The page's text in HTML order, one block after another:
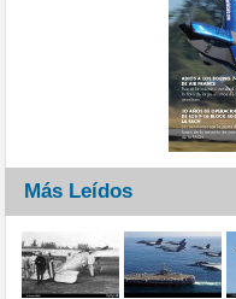
Más Leídos